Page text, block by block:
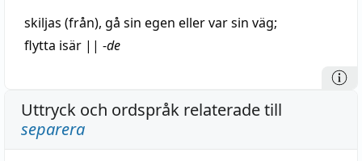
skiljas (från), gå sin egen eller var sin väg;
flytta isär || -de
Uttryck och ordspråk relaterade till
separera